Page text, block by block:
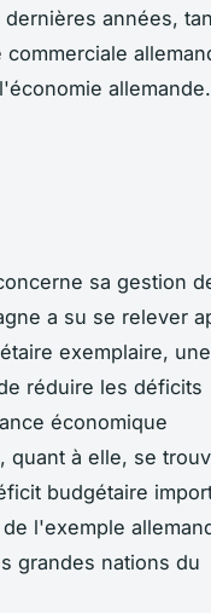
années,
allemande.
sa gestion
a su se relever
exemplaire, une
réduire les déficits
économique
quant à elle, se
budgétaire
l'exemple
grandes nations du